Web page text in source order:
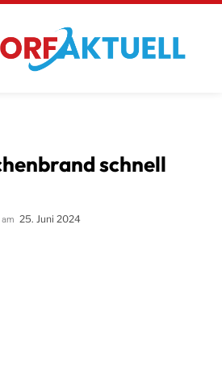
schnell
25. Juni 2024